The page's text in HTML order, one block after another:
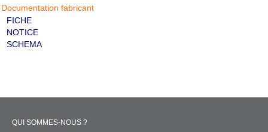
Documentation fabricant
FICHE
NOTICE
SCHEMA
QUI SOMMES-NOUS ?